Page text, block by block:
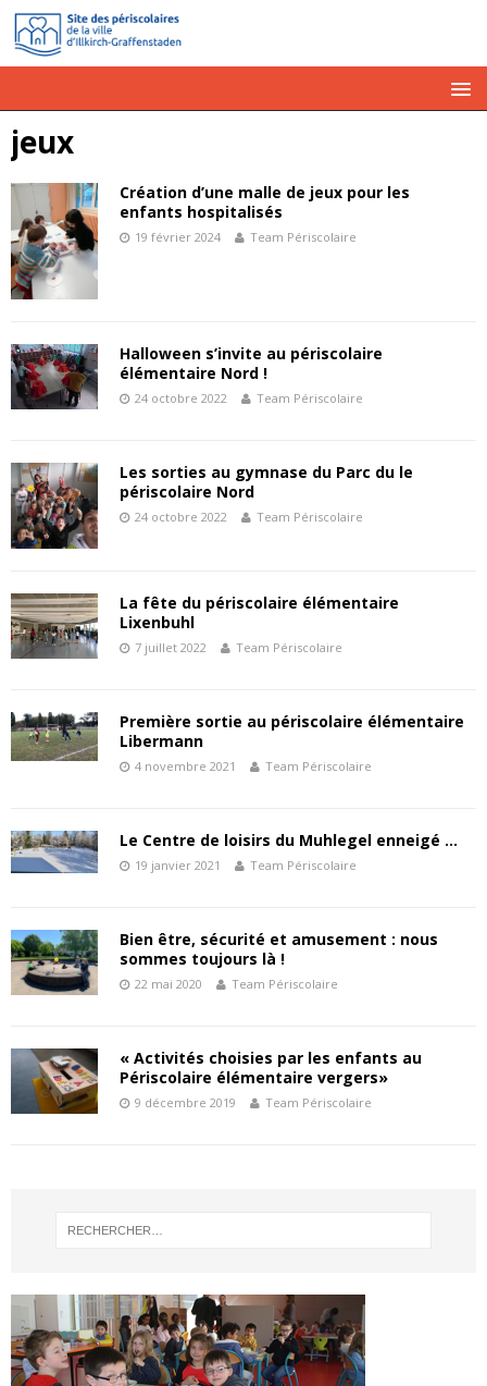
jeux
Création d’une malle de jeux pour les
enfants hospitalisés
19 février 2024 Team Périscolaire
Halloween s’invite au périscolaire
élémentaire Nord !
24 octobre 2022 Team Périscolaire
Les sorties au gymnase du Parc du le
périscolaire Nord
24 octobre 2022 Team Périscolaire
La fête du périscolaire élémentaire
Lixenbuhl
7 juillet 2022 Team Périscolaire
Première sortie au périscolaire élémentaire
Libermann
4 novembre 2021 Team Périscolaire
Le Centre de loisirs du Muhlegel enneigé …
19 janvier 2021 Team Périscolaire
Bien être, sécurité et amusement : nous
sommes toujours là !
22 mai 2020 Team Périscolaire
« Activités choisies par les enfants au
Périscolaire élémentaire vergers»
9 décembre 2019 Team Périscolaire